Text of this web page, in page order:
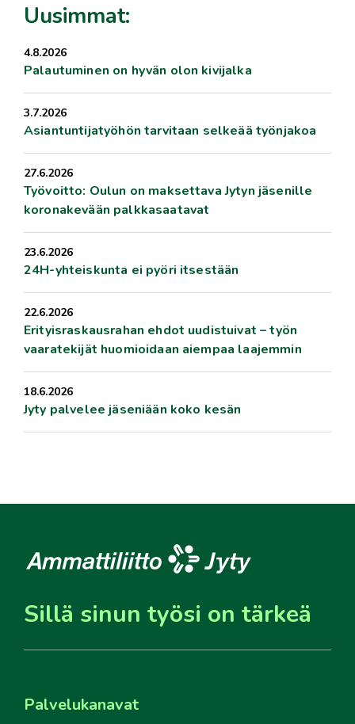
Uusimmat:
4.8.2026
Palautuminen on hyvän olon kivijalka
3.7.2026
Asiantuntijatyöhön tarvitaan selkeää työnjakoa
27.6.2026
Työvoitto: Oulun on maksettava Jytyn jäsenille
koronakevään palkkasaatavat
23.6.2026
24H-yhteiskunta ei pyöri itsestään
22.6.2026
Erityisraskausrahan ehdot uudistuivat – työn
vaaratekijät huomioidaan aiempaa laajemmin
18.6.2026
Jyty palvelee jäseniään koko kesän
Sillä sinun työsi on tärkeä
Palvelukanavat